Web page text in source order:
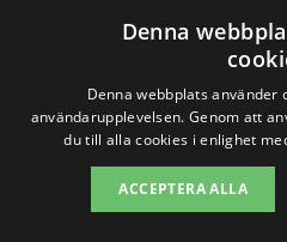
Rättvik
Sollerön
Malung
Tällberg
Denna
Denna webbplats
användarupplevelsen. Genom att
du till alla cookies i enlighet
ACCEPTERA ALLA